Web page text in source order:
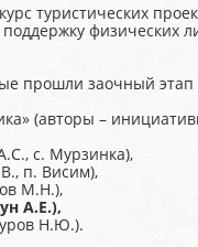
туристических
физических
прошли заочный
(авторы –
с. Мурзинка),
п. Висим),
М.Н.),
А.Е.),
Н.Ю.).